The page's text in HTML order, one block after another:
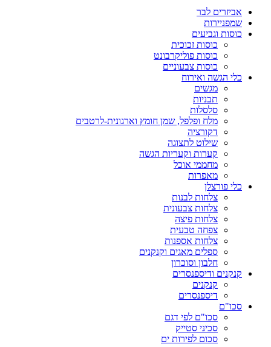
אביזרים לבר
שמפניירות
כוסות וגביעים
כוסות זכוכית
כוסות פוליקרבונט
כוסות צבעוניים
כלי הגשה ואירוח
מגשים
תבניות
סלסלות
מלח ופלפל, שמן חומץ וארגונית-לרטבים
דקורציה
שילוט לתצוגה
קערות וקעריות הגשה
מחממי אוכל
מאפרות
כלי פורצלן
צלחות לבנות
צלחות צבעונית
צלחות פיצה
צפחה טבעית
צלחות אספנות
ספלים מאגים וקנקנים
חלבון וסוכרון
קנקנים ודיספנסרים
קנקנים
דיספנסרים
סכו"ם
סכו"ם לפי דגם
סכיני סטייק
סכום לפירות ים